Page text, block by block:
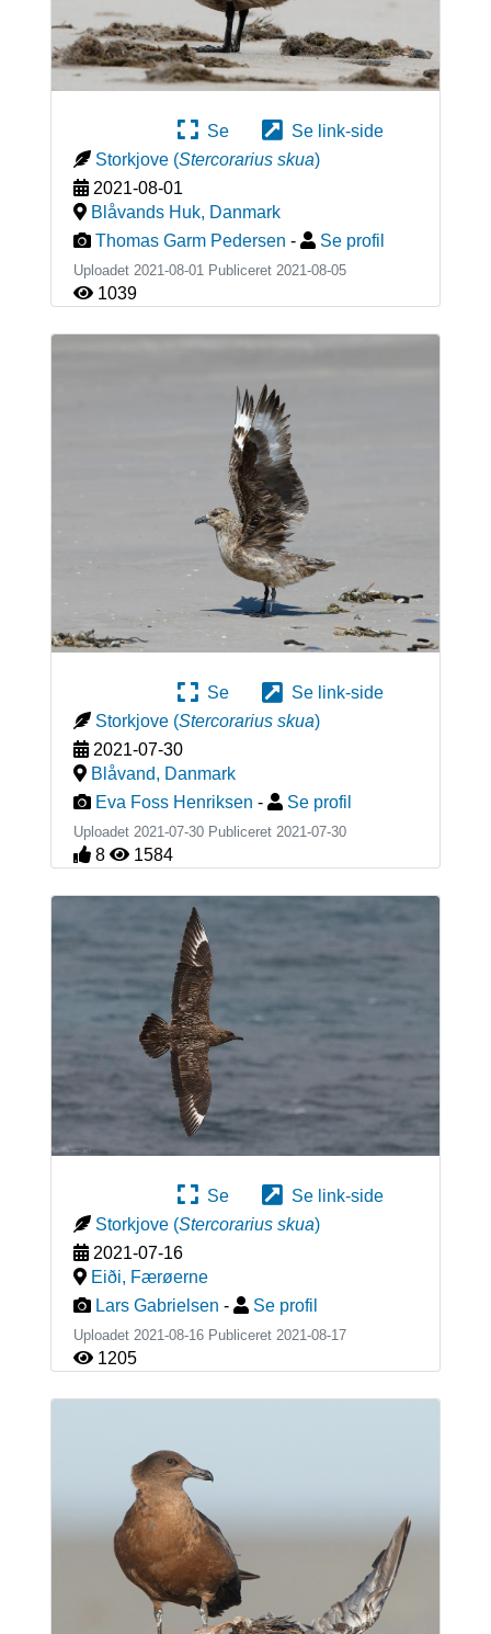
Se
Se link-side
Storkjove (Stercorarius skua)
2021-08-01
Blåvands Huk, Danmark
Thomas Garm Pedersen - Se profil
Uploadet 2021-08-01 Publiceret 2021-08-05
1039
Se
Se link-side
Storkjove (Stercorarius skua)
2021-07-30
Blåvand, Danmark
Eva Foss Henriksen - Se profil
Uploadet 2021-07-30 Publiceret 2021-07-30
8 1584
Se
Se link-side
Storkjove (Stercorarius skua)
2021-07-16
Eiði, Færøerne
Lars Gabrielsen - Se profil
Uploadet 2021-08-16 Publiceret 2021-08-17
1205